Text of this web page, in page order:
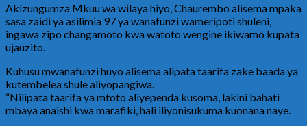
Akizungumza Mkuu wa wilaya hiyo, Chaurembo alisema mpaka
sasa zaidi ya asilimia 97 ya wanafunzi wameripoti shuleni,
ingawa zipo changamoto kwa watoto wengine ikiwamo kupata
ujauzito.
Kuhusu mwanafunzi huyo alisema alipata taarifa zake baada ya
kutembelea shule aliyopangiwa.
“Nilipata taarifa ya mtoto aliyependa kusoma, lakini bahati
mbaya anaishi kwa marafiki, hali iliyonisukuma kuonana naye.